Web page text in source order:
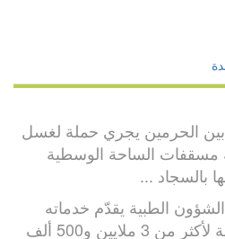
الحرمين يجري حملة لغسل
مسقفات الساحة الوسطية
بالسجاد ...
الطبية يقدّم خدماته
الصحية لأكثر من 3 ملايين و500 ألف